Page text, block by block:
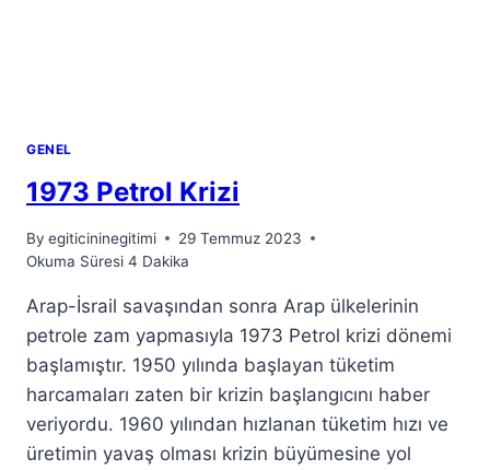
GENEL
1973 Petrol Krizi
By egiticininegitimi
29 Temmuz 2023
Okuma Süresi 4 Dakika
Arap-İsrail savaşından sonra Arap ülkelerinin
petrole zam yapmasıyla 1973 Petrol krizi dönemi
başlamıştır. 1950 yılında başlayan tüketim
harcamaları zaten bir krizin başlangıcını haber
veriyordu. 1960 yılından hızlanan tüketim hızı ve
üretimin yavaş olması krizin büyümesine yol